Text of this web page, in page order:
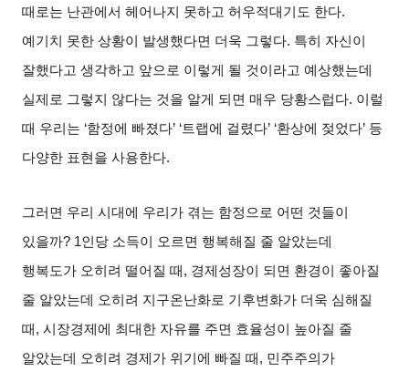
때로는 난관에서 헤어나지 못하고 허우적대기도 한다.
예기치 못한 상황이 발생했다면 더욱 그렇다. 특히 자신이
잘했다고 생각하고 앞으로 이렇게 될 것이라고 예상했는데
실제로 그렇지 않다는 것을 알게 되면 매우 당황스럽다. 이럴
때 우리는 ‘함정에 빠졌다’ ‘트랩에 걸렸다’ ‘환상에 젖었다’ 등
다양한 표현을 사용한다.
그러면 우리 시대에 우리가 겪는 함정으로 어떤 것들이
있을까? 1인당 소득이 오르면 행복해질 줄 알았는데
행복도가 오히려 떨어질 때 , 경제성장이 되면 환경이 좋아질
줄 알았는데 오히려 지구온난화로 기후변화가 더욱 심해질
때 ,시장경제에 최대한 자유를 주면 효율성이 높아질 줄
알았는데 오히려 경제가 위기에 빠질 때 , 민주주의가